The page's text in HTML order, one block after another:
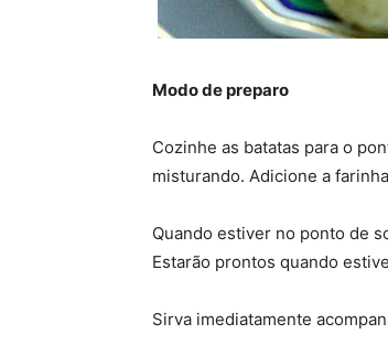
Modo de preparo
Cozinhe as batatas para o
misturando. Adicione a
Quando estiver no ponto de
Estarão prontos quando
Sirva imediatamente